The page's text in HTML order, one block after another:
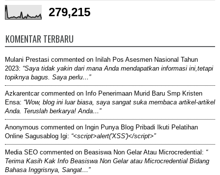
279,215
KOMENTAR TERBARU
Mulani Prestasi commented on Inilah Pos Asesmen Nasional Tahun
2023: “Saya tidak yakin dari mana Anda mendapatkan informasi ini,tetapi
topiknya bagus. Saya perlu…”
Azkarentcarcommented on Info Penerimaan Murid Baru Smp Kristen
Ensa: “Wow, blog ini luar biasa, saya sangat suka membaca artikel-artikel
Anda. Teruslah berkarya! Anda…”
Anonymous commented on Ingin Punya Blog Pribadi Ikuti Pelatihan
Online Sagusablog Igi: “<script>alert('XSS')</script>”
Media SEO commented on Beasiswa Non Gelar Atau Microcredential : “
Terima Kasih Kak Info Beasiswa Non Gelar atau Microcredential Bidang
Bahasa Inggrisnya, Sangat…”